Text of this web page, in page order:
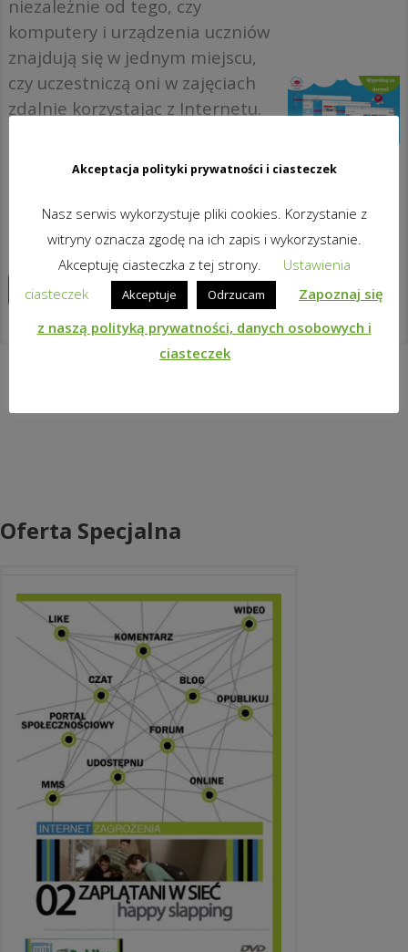
niezależnie od tego, czy
komputery i urządzenia uczniów
znajdują się w jednym miejscu,
czy uczestniczą oni w zajęciach
zdalnie korzystając z Internetu.
rozwiązaniami dla różnych
zapewnić ciągłość nauczania –
dla uczniów i dla nauczycieli!
Zapoznaj się z produktem
Oferta Specjalna
Akceptacja polityki prywatności i ciasteczek
Nasz serwis wykorzystuje pliki cookies. Korzystanie z
witryny oznacza zgodę na ich zapis i wykorzystanie.
Akceptuję ciasteczka z tej strony.
Ustawienia
ciasteczek
Akceptuje Odrzucam
Zapoznaj się
z naszą polityką prywatności, danych osobowych i
ciasteczek